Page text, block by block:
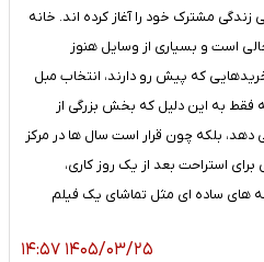
زندگی مشترک خود را آغاز کرده‌ اند. خانه
است و بسیاری از وسایل هنوز
که پیش رو دارند، انتخاب مبل
به این دلیل که بخش بزرگی از
بلکه چون قرار است سال‌ ها در مرکز
برای استراحت بعد از یک روز کاری،
های ساده‌ ای مثل تماشای یک فیلم
۱۴۰۵/۰۳/۲۵ ۱۴:۵۷